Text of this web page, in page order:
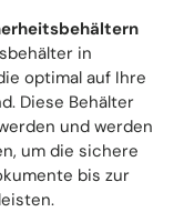
in
optimal auf Ihre
Diese Behälter
und werden
um die sichere
bis zur